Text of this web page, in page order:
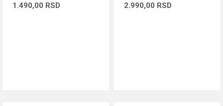
1.490,00 RSD 2.990,00 RSD